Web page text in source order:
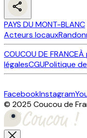
PAYS DU MONT-BLANC
Acteurs locaux
COUCOU DE FRANCEÀ
légalesCGUPolitique
FacebookInstagram
© 2025 Coucou de